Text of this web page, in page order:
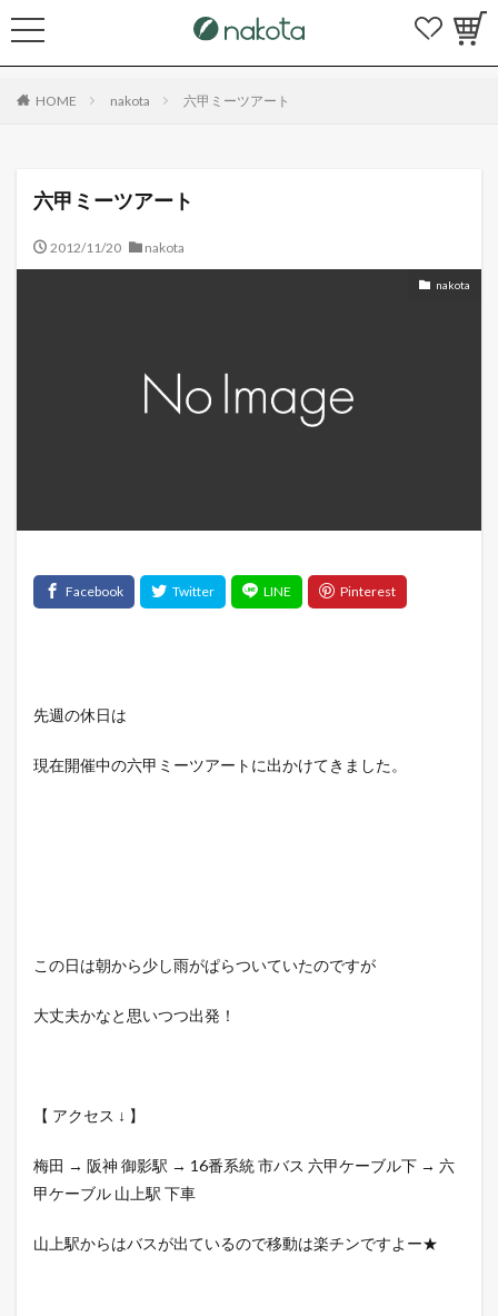
HOME nakota 六甲ミーツアート
六甲ミーツアート
2012/11/20 nakota
nakota
先週の休日は
現在開催中の六甲ミーツアートに出かけてきました。
この日は朝から少し雨がぱらついていたのですが
大丈夫かなと思いつつ出発！
【 アクセス ↓ 】
梅田 → 阪神 御影駅 → 16番系統 市バス 六甲ケーブル下 → 六
甲ケーブル 山上駅 下車
山上駅からはバスが出ているので移動は楽チンですよー★